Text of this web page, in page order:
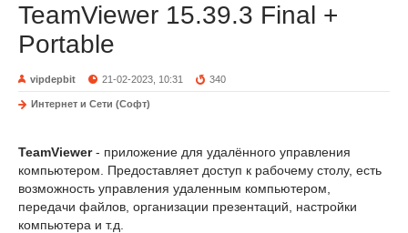
TeamViewer 15.39.3 Final +
Portable
vipdepbit 21-02-2023, 10:31 340
Интернет и Сети (Софт)
TeamViewer- приложение для удалённого управления
компьютером. Предоставляет доступ к рабочему столу, есть
возможность управления удаленным компьютером,
передачи файлов, организации презентаций, настройки
компьютера и т.д.